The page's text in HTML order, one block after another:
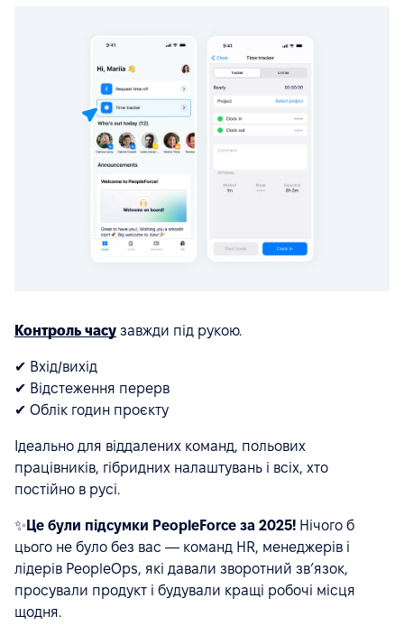
Контроль часу завжди під рукою.
✔ Вхід/вихід
✔ Відстеження перерв
✔ Облік годин проєкту
Ідеально для віддалених команд, польових
працівників, гібридних налаштувань і всіх, хто
постійно в русі.
✨ Це були підсумки PeopleForce за 2025! Нічого б
цього не було без вас — команд HR, менеджерів і
лідерів PeopleOps, які давали зворотний зв’язок,
просували продукт і будували кращі робочі місця
щодня.